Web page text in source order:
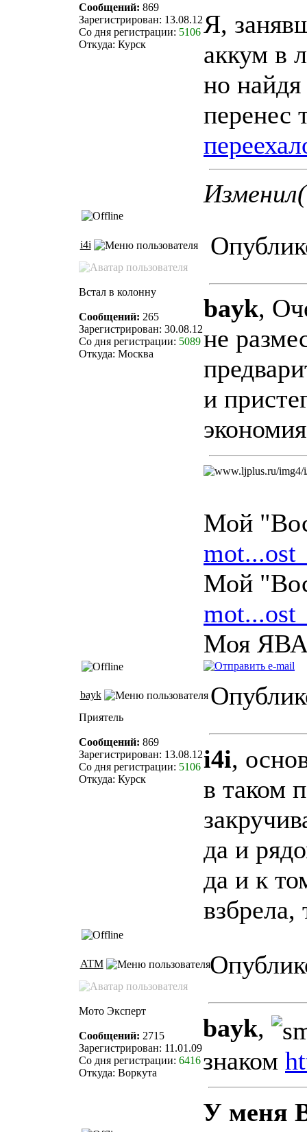
Сообщений: 869
Зарегистрирован: 13.08.12
Со дня регистрации: 5106
Откуда: Курск
Я,
аккум в
но
перенес
i4i
Встал в колонну
Сообщений: 265
Зарегистрирован: 30.08.12
Со дня регистрации: 5089
Откуда: Москва
bayk,
не
и
Мой
Мой
Моя
bayk
Приятель
Сообщений: 869
Зарегистрирован: 13.08.12
Со дня регистрации: 5106
Откуда: Курск
i4i,
в таком
да и
да и к
ATM
Мото Эксперт
Сообщений: 2715
Зарегистрирован: 11.01.09
Со дня регистрации: 6416
Откуда: Воркута
bayk,
знаком
У меня